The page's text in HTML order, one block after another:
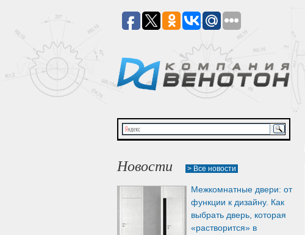
Новости > Все новости
Межкомнатные двери: от
функции к дизайну. Как
выбрать дверь, которая
«растворится» в